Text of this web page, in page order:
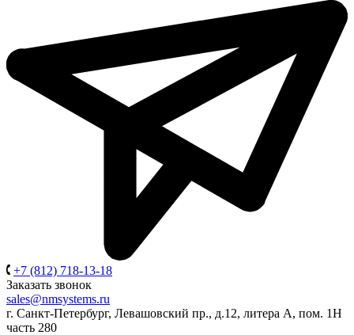
+7 (812) 718-13-18
Заказать звонок
sales@nmsystems.ru
г. Санкт-Петербург, Левашовский пр., д.12, литера А, пом. 1Н
часть 280